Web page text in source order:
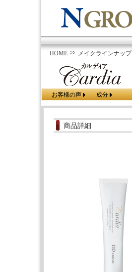
HOME メイクラインナップ
お客様の声 成分
商品詳細